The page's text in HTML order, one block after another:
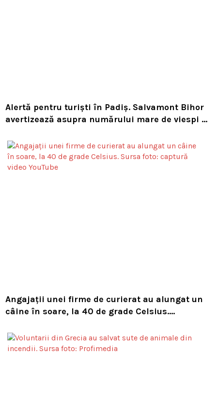
Alertă pentru turiști în Padiș. Salvamont Bihor
avertizează asupra numărului mare de viespi de
Angajații unei firme de curierat au alungat un
câine în soare, la 40 de grade Celsius.